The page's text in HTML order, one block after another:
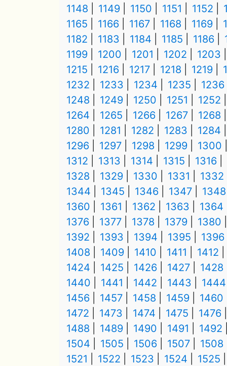
1148
1149 1150 1151 1152
1165
1166 1167 1168 1169
1182
1183 1184 1185 1186
1199
1200 1201 1202
1203
1215
1216 1217 1218 1219
1232
1233 1234 1235
1236
1248
1249 1250 1251
1252
1264
1265 1266 1267
1268
1280
1281 1282 1283
1284
1296
1297 1298 1299
1300
1312
1313 1314 1315
1316
1328
1329 1330 1331
1332
1344
1345 1346 1347
1348
1360
1361 1362 1363
1364
1376
1377 1378 1379
1380
1392
1393 1394 1395
1396
1408
1409 1410 1411
1412
1424
1425 1426 1427
1428
1440
1441 1442 1443
1444
1456
1457 1458 1459
1460
1472
1473 1474 1475
1476
1488
1489 1490 1491
1492
1504
1505 1506 1507
1508
1521
1522 1523 1524 1525